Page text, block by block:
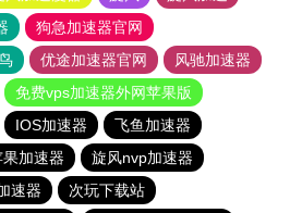
狗急加速器官网
优途加速器官网
风驰加速器
免费vps加速器外网苹果版
IOS加速器
飞鱼加速器
果加速器
旋风nvp加速器
速器
次玩下载站